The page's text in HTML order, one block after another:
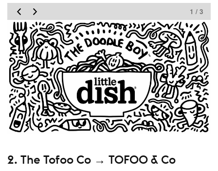
1 / 3
2. The Tofoo Co → TOFOO & Co